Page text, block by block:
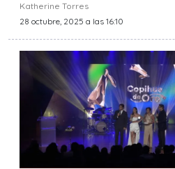
Katherine Torres
28 octubre, 2025 a las 16:10